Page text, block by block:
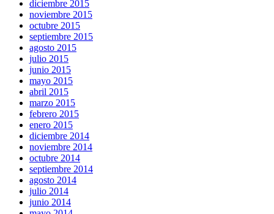
diciembre 2015
noviembre 2015
octubre 2015
septiembre 2015
agosto 2015
julio 2015
junio 2015
mayo 2015
abril 2015
marzo 2015
febrero 2015
enero 2015
diciembre 2014
noviembre 2014
octubre 2014
septiembre 2014
agosto 2014
julio 2014
junio 2014